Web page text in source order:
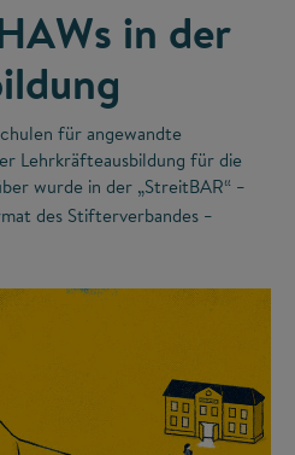
in der
für angewandte
Lehrkräfteausbildung für die
wurde in der „StreitBAR“ –
des Stifterverbandes –